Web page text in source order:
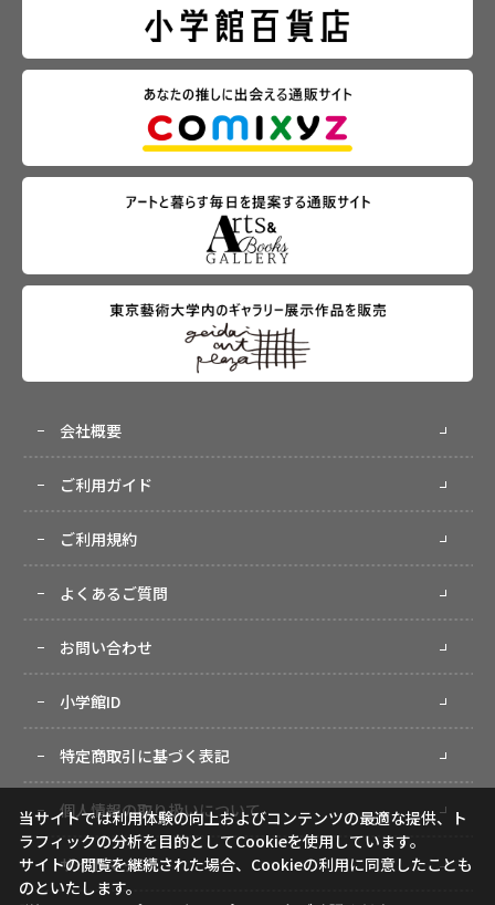
会社概要
ご利用ガイド
ご利用規約
よくあるご質問
お問い合わせ
小学館ID
特定商取引に基づく表記
個人情報の取り扱いについて
サイトマップ
当サイトでは利用体験の向上およびコンテンツの最適な提供、ト
ラフィックの分析を目的としてCookieを使用しています。
サイトの閲覧を継続された場合、Cookieの利用に同意したことも
のといたします。